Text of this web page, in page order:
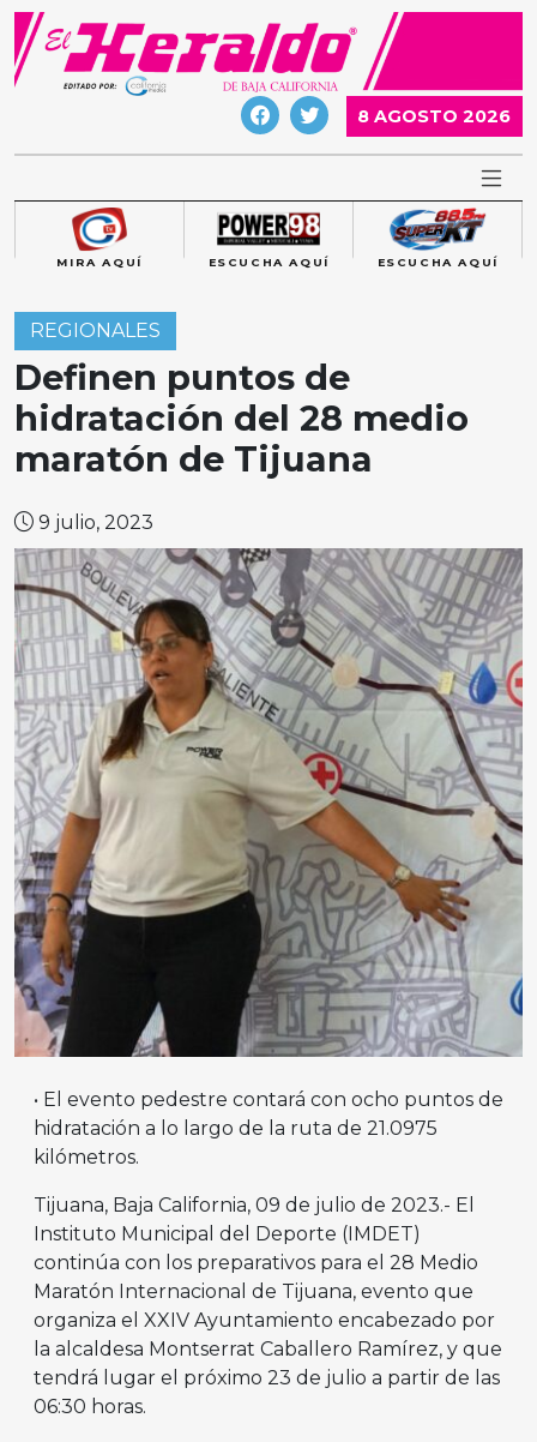
Skip
content
8 AGOSTO 2026
MIRA AQUÍ ESCUCHA AQUÍ ESCUCHA AQUÍ
REGIONALES
Definen puntos de
hidratación del 28 medio
maratón de Tijuana
9 julio, 2023
• El evento pedestre contará con ocho puntos de
hidratación a lo largo de la ruta de 21.0975
kilómetros.
Tijuana, Baja California, 09 de julio de 2023.- El
Instituto Municipal del Deporte (IMDET)
continúa con los preparativos para el 28 Medio
Maratón Internacional de Tijuana, evento que
organiza el XXIV Ayuntamiento encabezado por
la alcaldesa Montserrat Caballero Ramírez, y que
tendrá lugar el próximo 23 de julio a partir de las
06:30 horas.